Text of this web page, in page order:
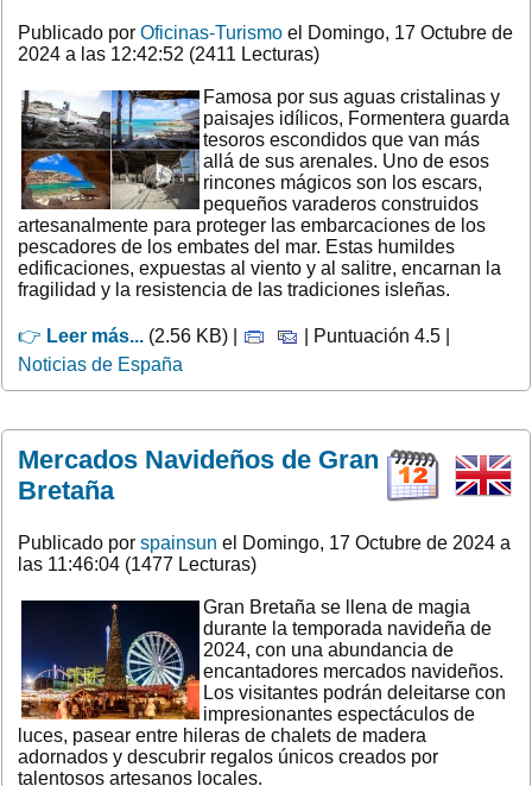
Publicado por Oficinas-Turismo el Domingo, 17 Octubre de
2024 a las 12:42:52 (2411 Lecturas)
Famosa por sus aguas cristalinas y
paisajes idílicos, Formentera guarda
tesoros escondidos que van más
allá de sus arenales. Uno de esos
rincones mágicos son los escars,
pequeños varaderos construidos
artesanalmente para proteger las embarcaciones de los
pescadores de los embates del mar. Estas humildes
edificaciones, expuestas al viento y al salitre, encarnan la
fragilidad y la resistencia de las tradiciones isleñas.
👉 Leer más... (2.56 KB) |
| Puntuación 4.5 |
Noticias de España
Mercados Navideños de Gran
Bretaña
Publicado por spainsun el Domingo, 17 Octubre de 2024 a
las 11:46:04 (1477 Lecturas)
Gran Bretaña se llena de magia
durante la temporada navideña de
2024, con una abundancia de
encantadores mercados navideños.
Los visitantes podrán deleitarse con
impresionantes espectáculos de
luces, pasear entre hileras de chalets de madera
adornados y descubrir regalos únicos creados por
talentosos artesanos locales.